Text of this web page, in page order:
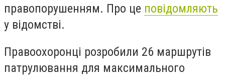
правопорушенням. Про це повідомляють
у відомстві.
Правоохоронці розробили 26 маршрутів
патрулювання для максимального